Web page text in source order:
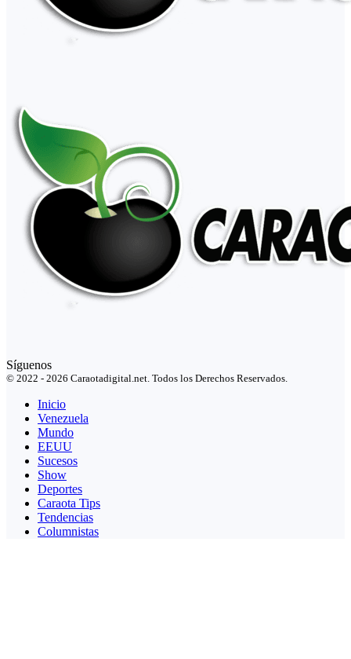
Síguenos
© 2022 - 2026 Caraotadigital.net. Todos los Derechos Reservados.
Inicio
Venezuela
Mundo
EEUU
Sucesos
Show
Deportes
Caraota Tips
Tendencias
Columnistas